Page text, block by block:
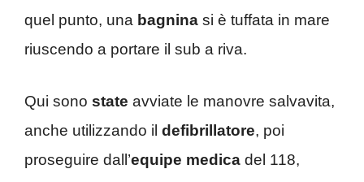
quel punto, una bagnina si è tuffata in mare
riuscendo a portare il sub a riva.
Qui sono state avviate le manovre salvavita,
anche utilizzando il defibrillatore, poi
proseguire dall’equipe medica del 118,